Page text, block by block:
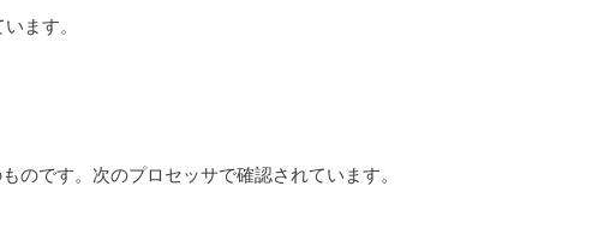
ます。
のです。次のプロセッサで確認されています。